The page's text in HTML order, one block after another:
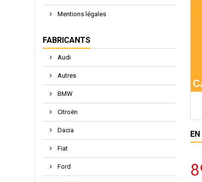
Mentions légales
FABRICANTS
Audi
Autres
BMW
Citroën
Dacia
Fiat
Ford